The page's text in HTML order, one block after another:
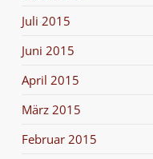
Juli 2015
Juni 2015
April 2015
März 2015
Februar 2015